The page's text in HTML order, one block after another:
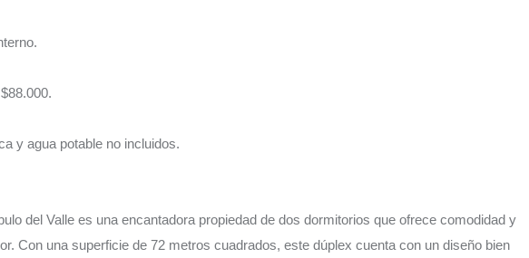
y agua potable no incluidos.
del Valle es una encantadora propiedad de dos dormitorios que ofrece comodidad y
Con una superficie de 72 metros cuadrados, este dúplex cuenta con un diseño bien